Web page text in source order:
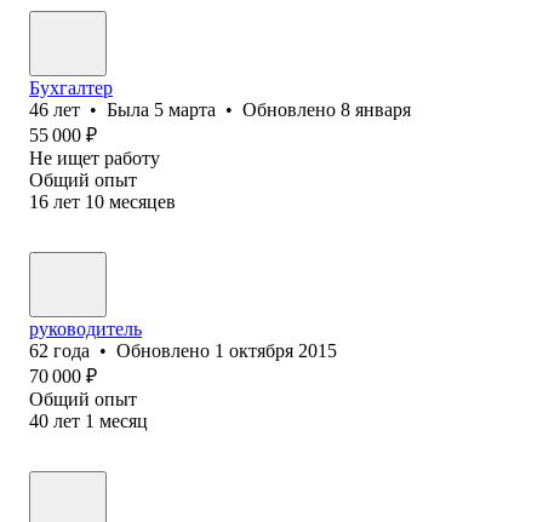
Бухгалтер
46 лет • Была 5 марта • Обновлено 8 января
55 000 ₽
Не ищет работу
Общий опыт
16 лет 10 месяцев
руководитель
62 года • Обновлено 1 октября 2015
70 000 ₽
Общий опыт
40 лет 1 месяц